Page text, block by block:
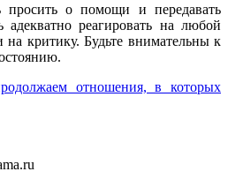
просить о помощи и передавать
адекватно реагировать на любой
критику. Будьте внимательны к
отношения, в которых